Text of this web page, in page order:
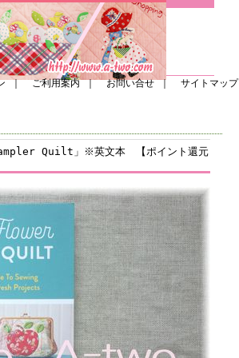
｜ ご利用案内｜ お問い合せ｜ サイトマップ
Quilt」※英文本 【ポイント還元